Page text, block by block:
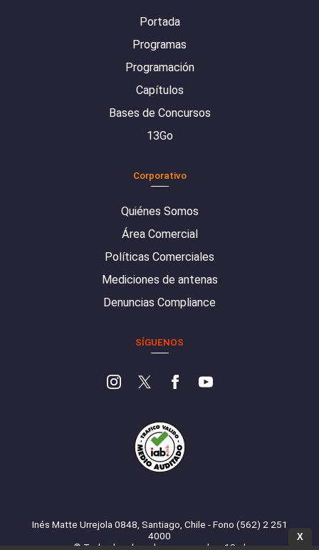
Portada
Programas
Programación
Capítulos
Bases de Concursos
13Go
Corporativo
Quiénes Somos
Área Comercial
Políticas Comerciales
Mediciones de antenas
Denuncias Compliance
SÍGUENOS
Inés Matte Urrejola 0848, Santiago, Chile - Fono (562) 2 251
4000
© Todos los derechos reservados. 13.cl
X